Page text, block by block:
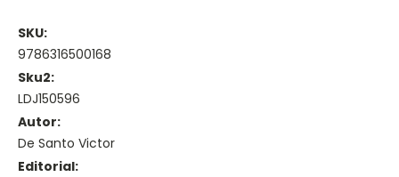
SKU:
9786316500168
Sku2:
LDJ150596
Autor:
De Santo Victor
Editorial: